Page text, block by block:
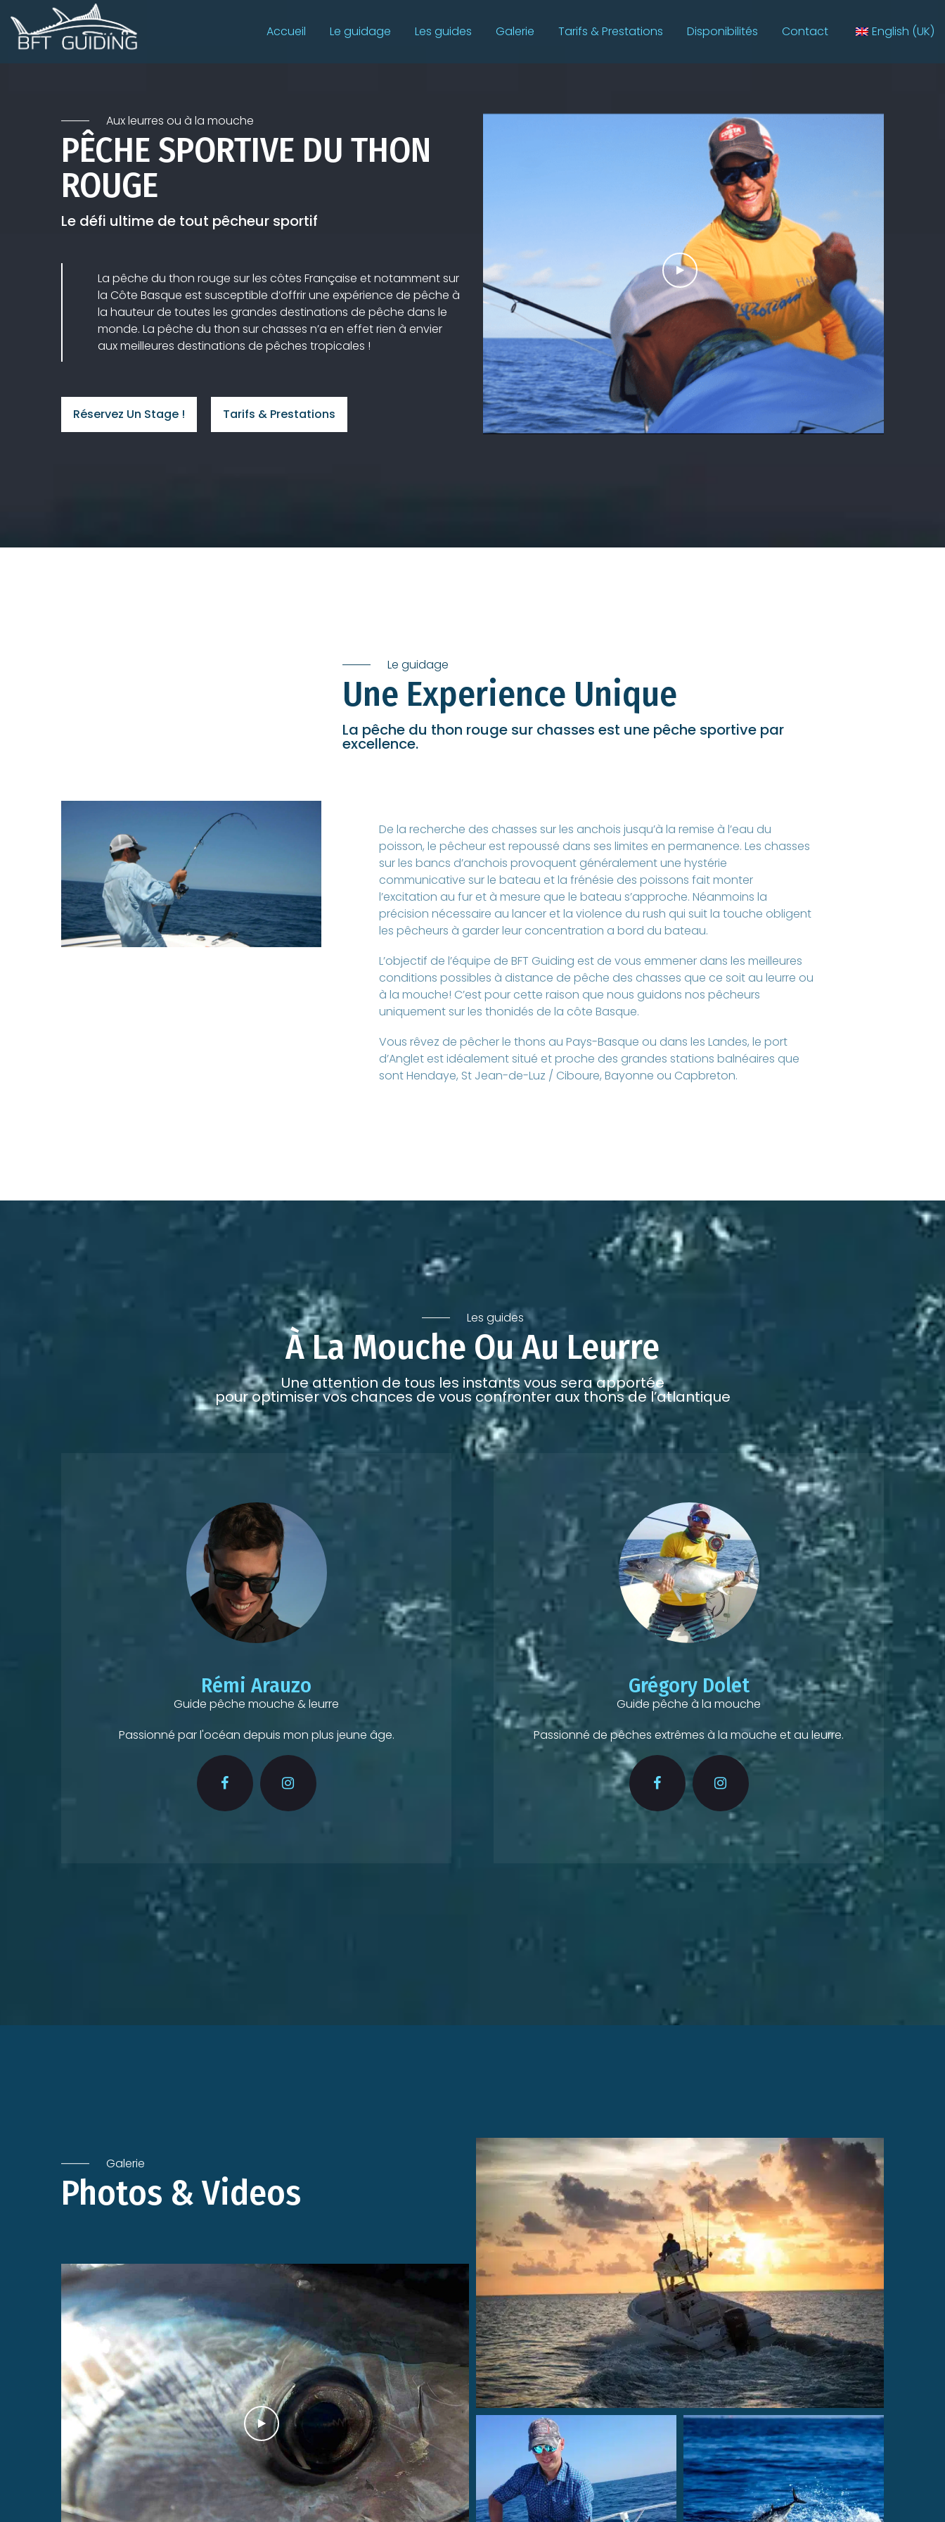
Accueil Le guidage Les guides Galerie Tarifs & Prestations Disponibilités Contact English (UK)
Aux leurres ou à la mouche
PÊCHE SPORTIVE DU THON
ROUGE
Le défi ultime de tout pêcheur sportif
La pêche du thon rouge sur les côtes Française et notamment sur
la Côte Basque est susceptible d’offrir une expérience de pêche à
la hauteur de toutes les grandes destinations de pêche dans le
monde. La pêche du thon sur chasses n’a en effet rien à envier
aux meilleures destinations de pêches tropicales !
Réservez Un Stage ! Tarifs & Prestations
Le guidage
Une Experience Unique
La pêche du thon rouge sur chasses est une pêche sportive par
excellence.
De la recherche des chasses sur les anchois jusqu’à la remise à l’eau du
poisson, le pêcheur est repoussé dans ses limites en permanence. Les chasses
sur les bancs d’anchois provoquent généralement une hystérie
communicative sur le bateau et la frénésie des poissons fait monter
l’excitation au fur et à mesure que le bateau s’approche. Néanmoins la
précision nécessaire au lancer et la violence du rush qui suit la touche obligent
les pêcheurs à garder leur concentration a bord du bateau.
L’objectif de l’équipe de BFT Guiding est de vous emmener dans les meilleures
conditions possibles à distance de pêche des chasses que ce soit au leurre ou
à la mouche! C’est pour cette raison que nous guidons nos pêcheurs
uniquement sur les thonidés de la côte Basque.
Vous rêvez de pêcher le thons au Pays-Basque ou dans les Landes, le port
d’Anglet est idéalement situé et proche des grandes stations balnéaires que
sont Hendaye, St Jean-de-Luz / Ciboure, Bayonne ou Capbreton.
Les guides
À La Mouche Ou Au Leurre
Une attention de tous les instants vous sera apportée
pour optimiser vos chances de vous confronter aux thons de l’atlantique
Rémi Arauzo
Guide pêche mouche & leurre
Passionné par l'océan depuis mon plus jeune âge.
Grégory Dolet
Guide pêche à la mouche
Passionné de pêches extrêmes à la mouche et au leurre.
Galerie
Photos & Videos
Le bateau, le matériel